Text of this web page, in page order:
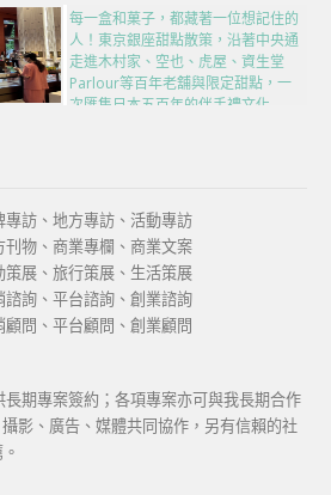
每一盒和菓子，都藏著一位想記住的
人！東京銀座甜點散策，沿著中央通
走進木村家、空也、虎屋、資生堂
Parlour等百年老舖與限定甜點，一
次匯集日本五百年的伴手禮文化
訪、地方專訪、活動專訪
物、商業專欄、商業文案
展、旅行策展、生活策展
詢、平台諮詢、創業諮詢
問、平台顧問、創業顧問
期專案簽約；各項專案亦可與我長期合作
影、廣告、媒體共同協作，另有信賴的社